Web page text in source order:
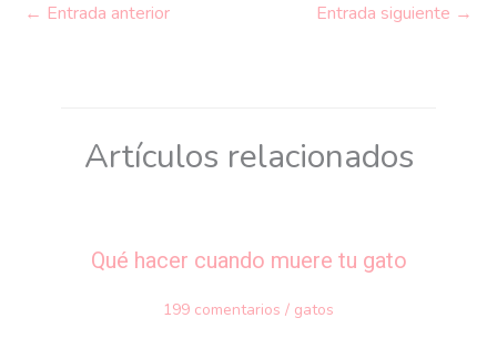
← Entrada anterior Entrada siguiente →
Artículos relacionados
Qué hacer cuando muere tu gato
199 comentarios / gatos